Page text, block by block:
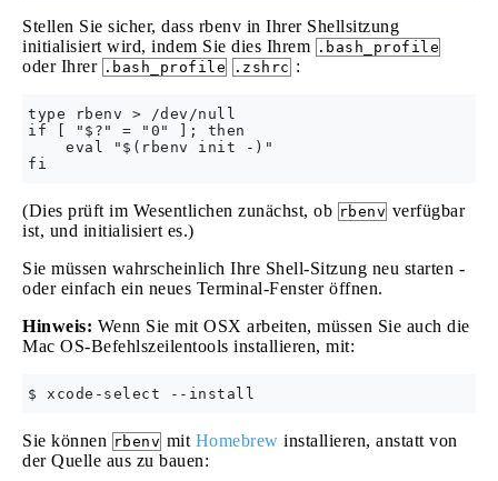
Stellen Sie sicher, dass rbenv in Ihrer Shellsitzung
initialisiert wird, indem Sie dies Ihrem .bash_profile
oder Ihrer .bash_profile .zshrc :
type rbenv > /dev/null
if [ "$?" = "0" ]; then
    eval "$(rbenv init -)"
(Dies prüft im Wesentlichen zunächst, ob rbenv verfügbar
ist, und initialisiert es.)
Sie müssen wahrscheinlich Ihre Shell-Sitzung neu starten -
oder einfach ein neues Terminal-Fenster öffnen.
Hinweis: Wenn Sie mit OSX arbeiten, müssen Sie auch die
Mac OS-Befehlszeilentools installieren, mit:
Sie können rbenv mit Homebrew installieren, anstatt von
der Quelle aus zu bauen: